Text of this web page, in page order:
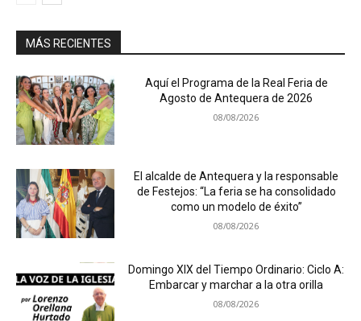
MÁS RECIENTES
Aquí el Programa de la Real Feria de
Agosto de Antequera de 2026
08/08/2026
El alcalde de Antequera y la responsable
de Festejos: “La feria se ha consolidado
como un modelo de éxito”
08/08/2026
Domingo XIX del Tiempo Ordinario: Ciclo A:
Embarcar y marchar a la otra orilla
08/08/2026